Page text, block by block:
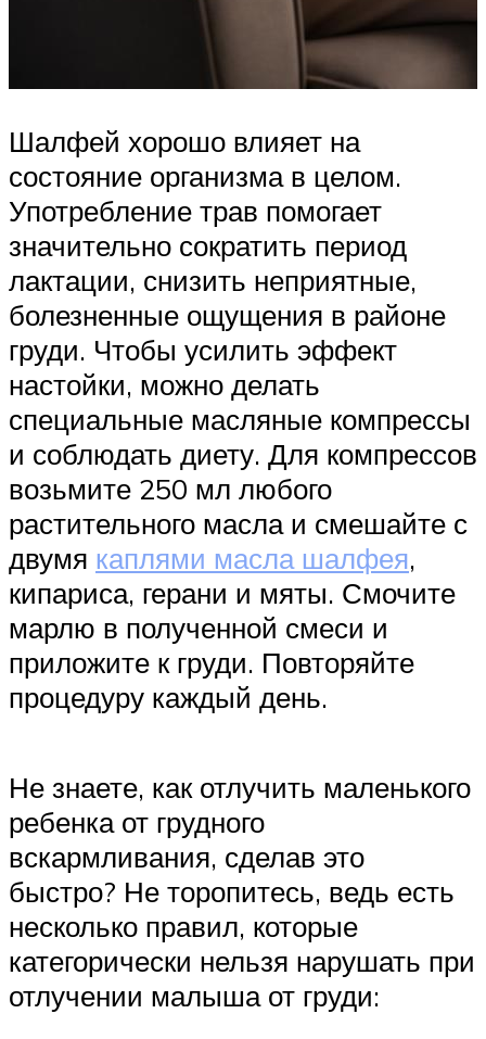
Шалфей хорошо влияет на
состояние организма в целом.
Употребление трав помогает
значительно сократить период
лактации, снизить неприятные,
болезненные ощущения в районе
груди. Чтобы усилить эффект
настойки, можно делать
специальные масляные компрессы
и соблюдать диету. Для компрессов
возьмите 250 мл любого
растительного масла и смешайте с
двумя каплями масла шалфея,
кипариса, герани и мяты. Смочите
марлю в полученной смеси и
приложите к груди. Повторяйте
процедуру каждый день.
Не знаете, как отлучить маленького
ребенка от грудного
вскармливания, сделав это
быстро? Не торопитесь, ведь есть
несколько правил, которые
категорически нельзя нарушать при
отлучении малыша от груди: